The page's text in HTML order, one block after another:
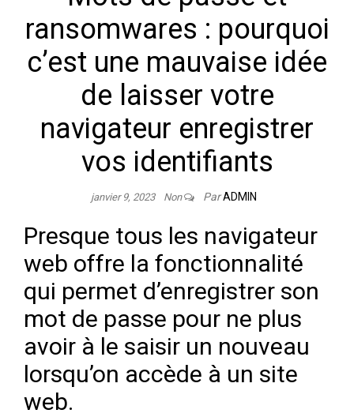
ransomwares : pourquoi
c’est une mauvaise idée
de laisser votre
navigateur enregistrer
vos identifiants
janvier 9, 2023 Non ParADMIN
Presque tous les navigateur
web offre la fonctionnalité
qui permet d’enregistrer son
mot de passe pour ne plus
avoir à le saisir un nouveau
lorsqu’on accède à un site
web.